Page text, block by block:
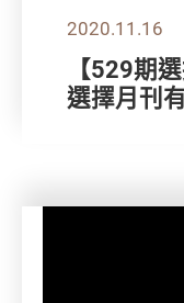
2020.11.16
【529期
選擇月刊